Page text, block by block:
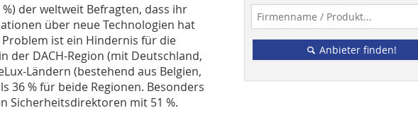
der weltweit Befragten, dass ihr
über neue Technologien hat
ist ein Hindernis für die
der DACH-Region (mit Deutschland,
Ländern (bestehend aus Belgien,
36 % für beide Regionen. Besonders
Sicherheitsdirektoren mit 51 %.
Anbieter finden!